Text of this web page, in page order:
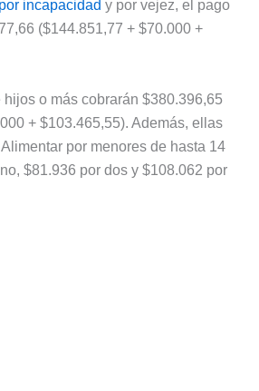
incapacidad y por vejez, el pago
($144.851,77 + $70.000 +
hijos o más cobrarán $380.396,65
+ $103.465,55). Además, ellas
por menores de hasta 14
$81.936 por dos y $108.062 por